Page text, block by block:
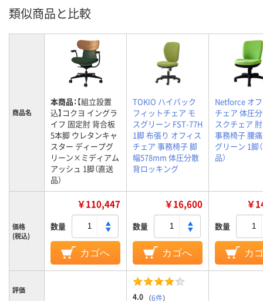
類似商品と比較
商品名
本商品：【組立設置
込】コクヨ イングラ
イフ 固定肘 背合板
5本脚 ウレタンキャ
スター ディープグ
リーン×ミディアム
アッシュ 1脚（直送
品）
TOKIO ハイバック
フィットチェア モ
スグリーン FST-77H
1脚 布張り オフィス
チェア 事務椅子 脚
幅578mm 体圧分散
背ロッキング
Netforce オ
チェア 体圧
スクチェア
事務椅子 腰
グリーン 1脚
品）
価格
(税込)
￥110,447
数量
カゴへ
￥16,600
数量
カゴへ
￥
数量
カ
評価
4.0 （6件）